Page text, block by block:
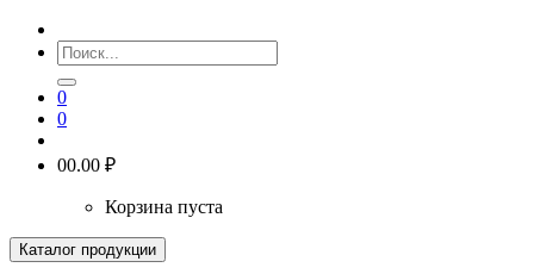
0
0
00.00 ₽
Корзина пуста
Каталог продукции